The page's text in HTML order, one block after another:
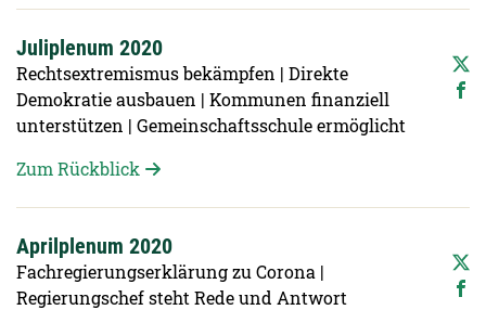
Juliplenum 2020
Rechtsextremismus bekämpfen | Direkte
Demokratie ausbauen | Kommunen finanziell
unterstützen | Gemeinschaftsschule ermöglicht
Zum Rückblick
Aprilplenum 2020
Fachregierungserklärung zu Corona |
Regierungschef steht Rede und Antwort